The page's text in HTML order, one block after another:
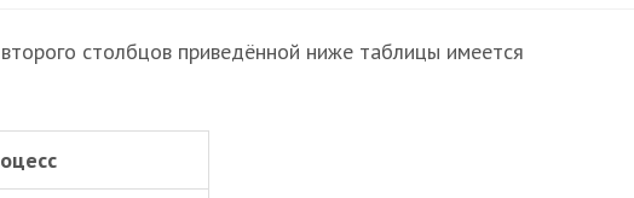
столбцов приведённой ниже таблицы имеется